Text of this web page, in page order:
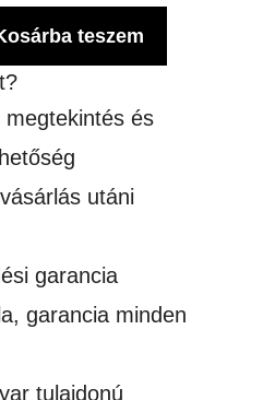
teszem
megtekintés és
utáni
garancia
garancia minden
tulajdonú